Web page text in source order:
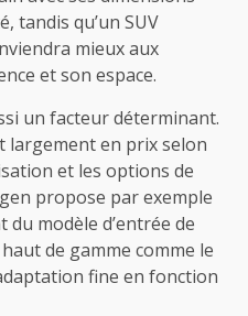
tandis qu’un SUV
mieux aux
et son espace.
un facteur déterminant.
largement en prix selon
et les options de
propose par exemple
modèle d’entrée de
de gamme comme le
fine en fonction